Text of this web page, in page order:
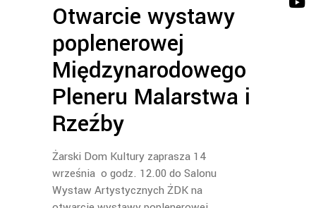
Otwarcie wystawy
poplenerowej
Międzynarodowego
Pleneru Malarstwa i
Rzeźby
Żarski Dom Kultury zaprasza 14
września o godz. 12.00 do Salonu
Wystaw Artystycznych ŻDK na